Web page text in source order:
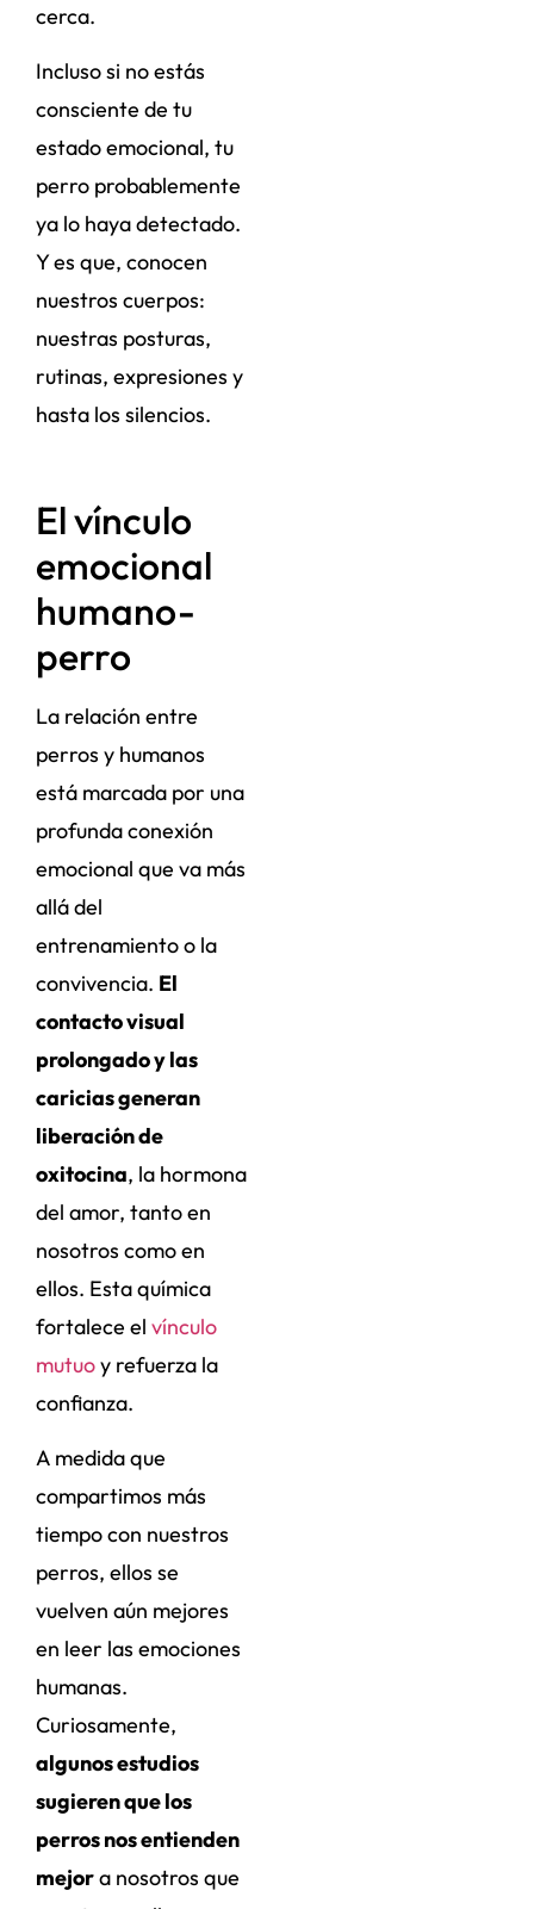
cerca.
Incluso si no estás
consciente de tu
estado emocional, tu
perro probablemente
ya lo haya detectado.
Y es que, conocen
nuestros cuerpos:
nuestras posturas,
rutinas, expresiones y
hasta los silencios.
El vínculo
emocional
humano-
perro
La relación entre
perros y humanos
está marcada por una
profunda conexión
emocional que va más
allá del
entrenamiento o la
convivencia. El
contacto visual
prolongado y las
caricias generan
liberación de
oxitocina, la hormona
del amor, tanto en
nosotros como en
ellos. Esta química
fortalece el vínculo
mutuoy refuerza la
confianza.
A medida que
compartimos más
tiempo con nuestros
perros, ellos se
vuelven aún mejores
en leer las emociones
humanas.
Curiosamente,
algunos estudios
sugieren que los
perros nos entienden
mejora nosotros que